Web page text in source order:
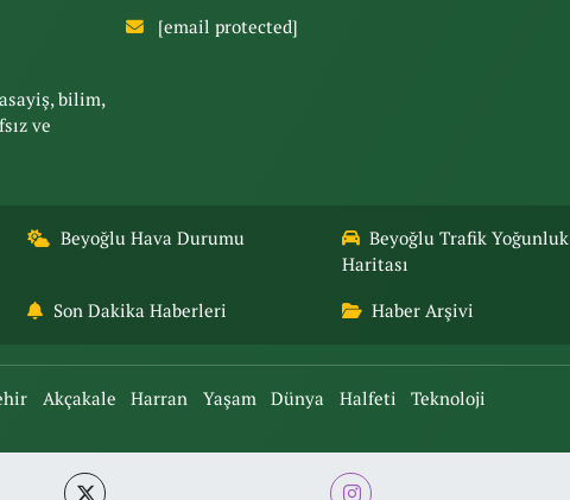
bilim,
ve
[email protected]
Beyoğlu Hava Durumu
Beyoğlu Trafik Yoğunluk
Haritası
Son Dakika Haberleri Haber Arşivi
Akçakale Harran Yaşam Dünya Halfeti Teknoloji